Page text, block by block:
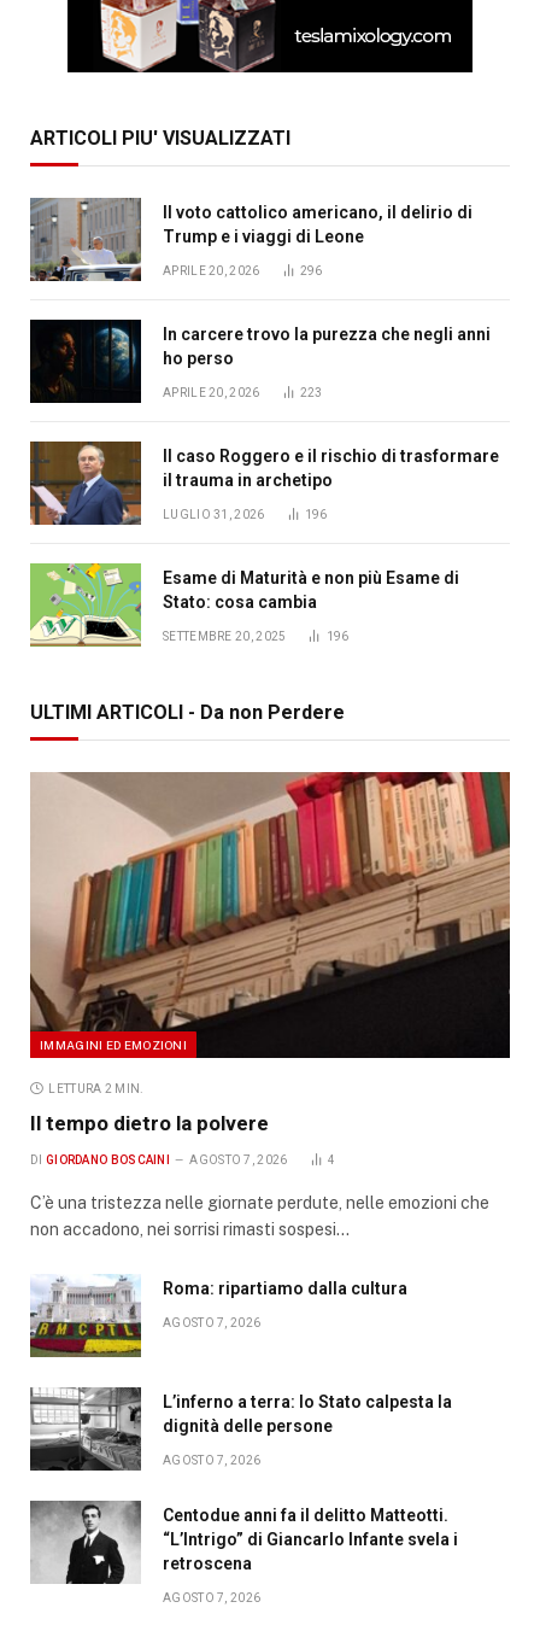
ARTICOLI PIU' VISUALIZZATI
Il voto cattolico americano, il delirio di
Trump e i viaggi di Leone
APRILE 20, 2026 296
In carcere trovo la purezza che negli anni
ho perso
APRILE 20, 2026 223
Il caso Roggero e il rischio di trasformare
il trauma in archetipo
LUGLIO 31, 2026 196
Esame di Maturità e non più Esame di
Stato: cosa cambia
SETTEMBRE 20, 2025 196
ULTIMI ARTICOLI - Da non Perdere
IMMAGINI ED EMOZIONI
LETTURA 2 MIN.
Il tempo dietro la polvere
DI GIORDANO BOSCAINI AGOSTO 7, 2026 4
C’è una tristezza nelle giornate perdute, nelle emozioni che
non accadono, nei sorrisi rimasti sospesi…
Roma: ripartiamo dalla cultura
AGOSTO 7, 2026
L’inferno a terra: lo Stato calpesta la
dignità delle persone
AGOSTO 7, 2026
Centodue anni fa il delitto Matteotti.
“L’Intrigo” di Giancarlo Infante svela i
retroscena
AGOSTO 7, 2026